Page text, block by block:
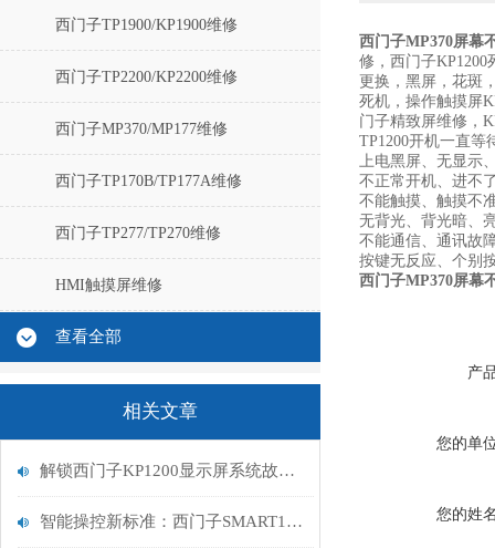
西门子TP1900/KP1900维修
西门子TP2200/KP2200维修
西门子MP370/MP177维修
西门子TP170B/TP177A维修
西门子TP277/TP270维修
HMI触摸屏维修
查看全部
相关文章
解锁西门子KP1200显示屏系统故障：专业维修指南
智能操控新标准：西门子SMART1000触摸屏功能解析
西门子MP370屏幕
修，西门子
更换，黑屏，花斑
死机，操作触摸屏
门子精致屏维修，
TP1200开机一直等
上电黑屏、无显示
不正常开机、进不
不能触摸、触摸不
无背光、背光暗、
不能通信、通讯故
按键无反应、个别
西门子MP370屏幕
产
您的单
您的姓